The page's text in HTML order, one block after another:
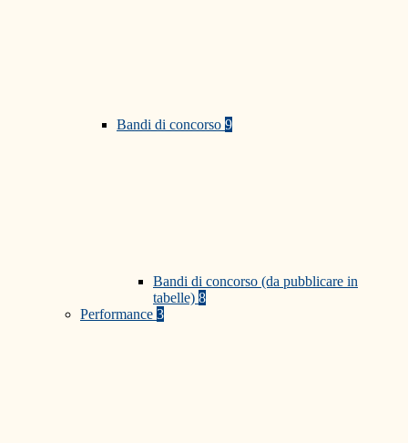
Bandi di concorso 9
Bandi di concorso (da pubblicare in
tabelle) 8
Performance 3